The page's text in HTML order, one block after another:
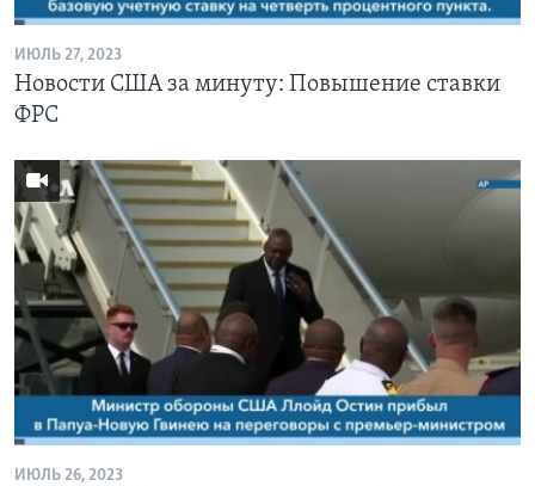
ИЮЛЬ 27, 2023
Новости США за минуту: Повышение ставки
ФРС
ИЮЛЬ 26, 2023